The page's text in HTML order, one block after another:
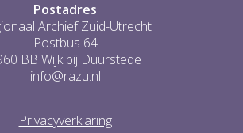
Postadres
Archief Zuid-Utrecht
Postbus 64
BB Wijk bij Duurstede
info@razu.nl
Privacyverklaring